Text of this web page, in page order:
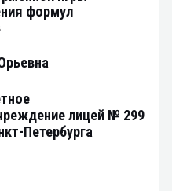
формул
лицей № 299
Петербурга